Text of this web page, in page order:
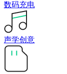
数码充电
声学创意